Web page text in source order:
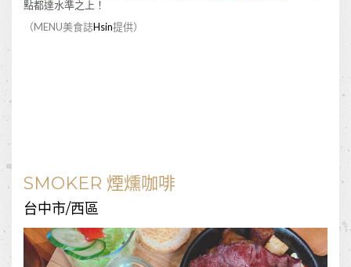
點都達水準之上！
（MENU美食誌Hsin提供）
SMOKER 煙燻咖啡
台中市/西區